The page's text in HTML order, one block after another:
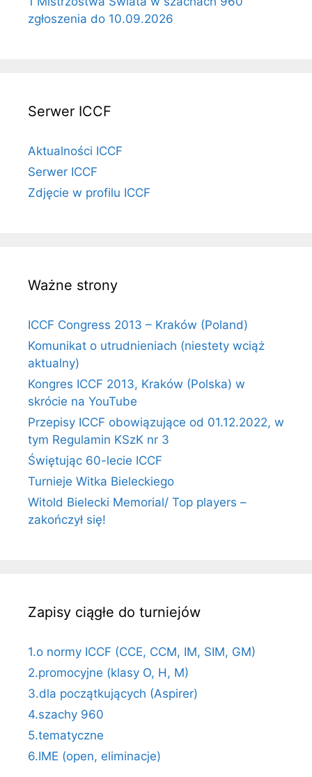
zgłoszenia do 10.09.2026
Serwer ICCF
Aktualności ICCF
Serwer ICCF
Zdjęcie w profilu ICCF
Ważne strony
ICCF Congress 2013 – Kraków (Poland)
Komunikat o utrudnieniach (niestety wciąż
aktualny)
Kongres ICCF 2013, Kraków (Polska) w
skrócie na YouTube
Przepisy ICCF obowiązujące od 01.12.2022, w
tym Regulamin KSzK nr 3
Świętując 60-lecie ICCF
Turnieje Witka Bieleckiego
Witold Bielecki Memorial/ Top players –
zakończył się!
Zapisy ciągłe do turniejów
1.o normy ICCF (CCE, CCM, IM, SIM, GM)
2.promocyjne (klasy O, H, M)
3.dla początkujących (Aspirer)
4.szachy 960
5.tematyczne
6.IME (open, eliminacje)